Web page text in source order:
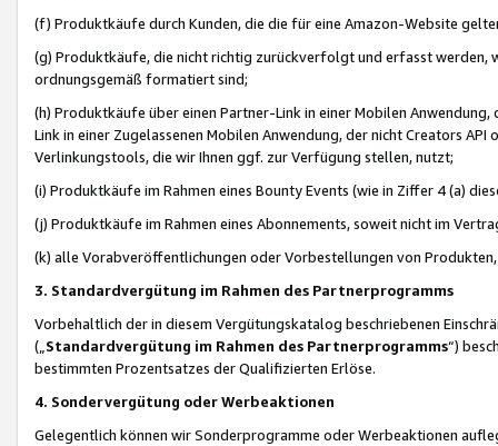
(f) Produktkäufe durch Kunden, die die für eine Amazon-Website
(g) Produktkäufe, die nicht richtig zurückverfolgt und erfasst werden,
ordnungsgemäß formatiert sind;
(h) Produktkäufe über einen Partner-Link in einer Mobilen
Link in einer Zugelassenen Mobilen Anwendung, der nicht Creators
Verlinkungstools, die wir Ihnen ggf. zur Verfügung stellen, nutzt;
(i) Produktkäufe im Rahmen eines Bounty Events (wie in Ziffer 4 (a)
(j) Produktkäufe im Rahmen eines Abonnements, soweit nicht im
(k) alle Vorabveröffentlichungen oder Vorbestellungen von
3. Standardvergütung im Rahmen des Partnerprogramms
Vorbehaltlich der in diesem Vergütungskatalog beschriebenen
(„ Standardvergütung im Rahmen des Partnerprogramms“)
bestimmten Prozentsatzes der Qualifizierten Erlöse.
4. Sondervergütung oder Werbeaktionen
Gelegentlich können wir Sonderprogramme oder Werbeaktionen